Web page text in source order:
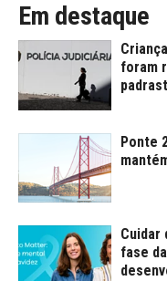
Em destaque
foram
Ponte
Cuidar
fase